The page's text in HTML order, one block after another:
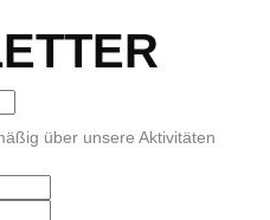
über unsere Aktivitäten